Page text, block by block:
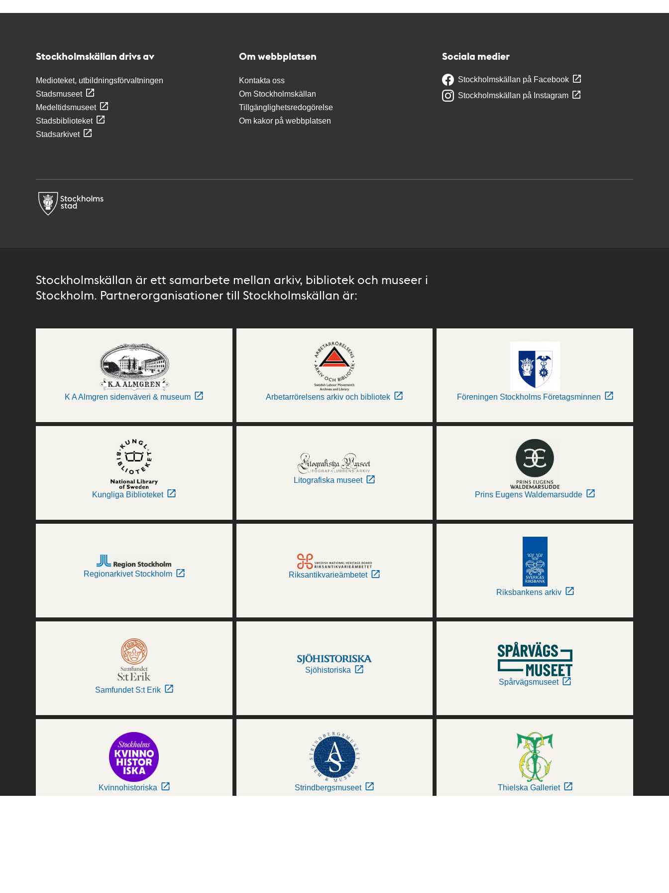
Stockholmskällan drivs av
Medioteket, utbildningsförvaltningen
Stadsmuseet
Medeltidsmuseet
Stadsbiblioteket
Stadsarkivet
Om webbplatsen
Kontakta oss
Om Stockholmskällan
Tillgänglighetsredogörelse
Om kakor på webbplatsen
Sociala medier
Stockholmskällan på Facebook
Stockholmskällan på Instagram
Stockholmskällan är ett samarbete mellan arkiv, bibliotek och museer i
Stockholm. Partnerorganisationer till Stockholmskällan är:
K A Almgren sidenväveri & museum Arbetarrörelsens arkiv och bibliotek Föreningen Stockholms Företagsminnen
Kungliga Biblioteket
Litografiska museet
Prins Eugens Waldemarsudde
Regionarkivet Stockholm Riksantikvarieämbetet
Riksbankens arkiv
Samfundet S:t Erik
Sjöhistoriska
Spårvägsmuseet
Kvinnohistoriska Strindbergsmuseet Thielska Galleriet